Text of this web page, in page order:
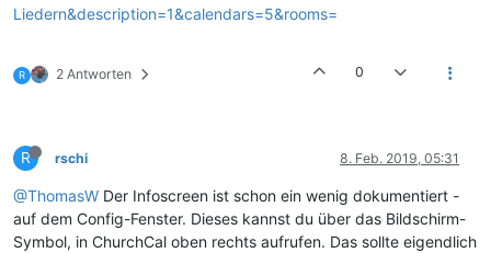
Liedern&description=1&calendars=5&rooms=
R 2 Antworten 0
R rschi 8. Feb. 2019, 05:31
@ThomasW Der Infoscreen ist schon ein wenig dokumentiert -
auf dem Config-Fenster. Dieses kannst du über das Bildschirm-
Symbol, in ChurchCal oben rechts aufrufen. Das sollte eigendlich